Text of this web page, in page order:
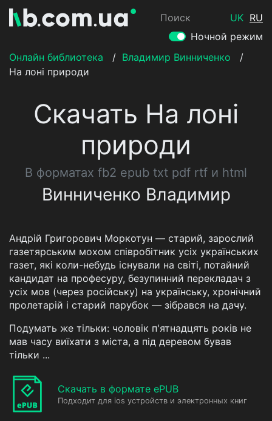
Поиск UK RU
Ночной режим
Онлайн библиотека
/ Владимир Винниченко
/
На лоні природи
Скачать На лоні
природи
В форматах fb2 epub txt pdf rtf и html
Винниченко Владимир
Андрій Григорович Моркотун — старий, зарослий
газетярським мохом співробітник усіх українських
газет, які коли-небудь існували на світі, потайний
кандидат на професуру, безупинний перекладач з
усіх мов (через російську) на українську, хронічний
пролетарій і старий парубок — зібрався на дачу.
Подумать же тільки: чоловік п'ятнадцять років не
мав часу виїхати з міста, а під деревом бував
тільки ...
Скачать в формате ePUB
Подходит для ios устройств и электронных книг